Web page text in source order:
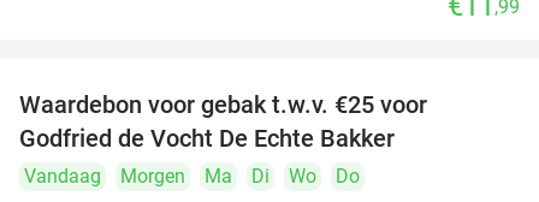
,99
Waardebon voor gebak t.w.v. €25 voor
Godfried de Vocht De Echte Bakker
Vandaag Morgen Ma Di Wo
Do